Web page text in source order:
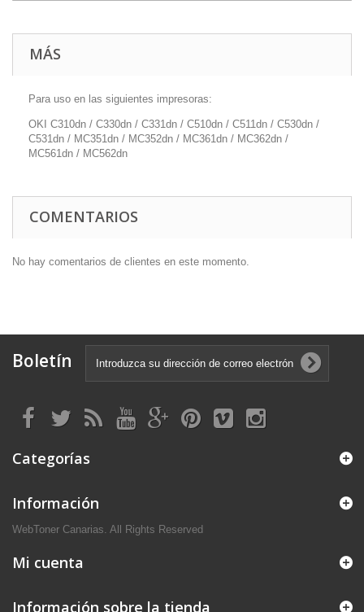
MÁS
Para uso en las siguientes impresoras:
OKI C310dn / C330dn / C331dn / C510dn / C511dn / C530dn /
C531dn / MC351dn / MC352dn / MC361dn / MC362dn /
MC561dn / MC562dn
COMENTARIOS
No hay comentarios de clientes en este momento.
Boletín
Categorías
Información
WebToner Canarias. All Rights Reserved
Mi cuenta
Información sobre la tienda